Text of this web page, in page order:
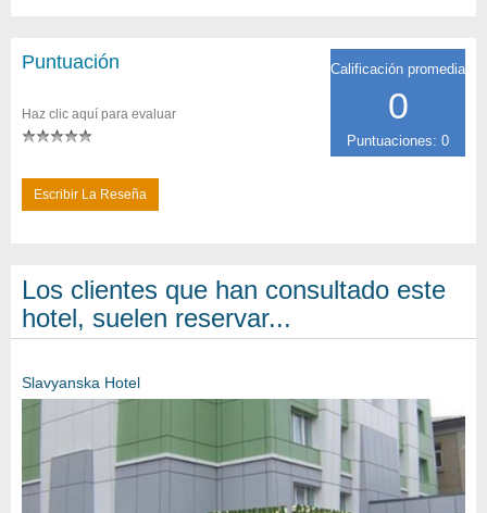
Calificación promedia
0
Puntuaciones: 0
Puntuación
Haz clic aquí para evaluar
Escribir La Reseña
Los clientes que han consultado este
hotel, suelen reservar...
Slavyanska Hotel